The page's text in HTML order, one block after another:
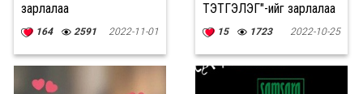
зарлалаа
164 2591 2022-11-01
ТЭТГЭЛЭГ"-ийг зарлалаа
15 1723 2022-10-25